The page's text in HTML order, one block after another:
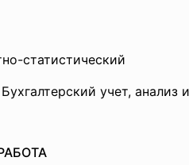
статистический
учет, анализ